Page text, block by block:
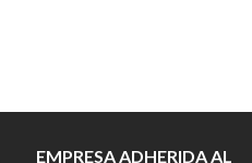
EMPRESA ADHERIDA AL